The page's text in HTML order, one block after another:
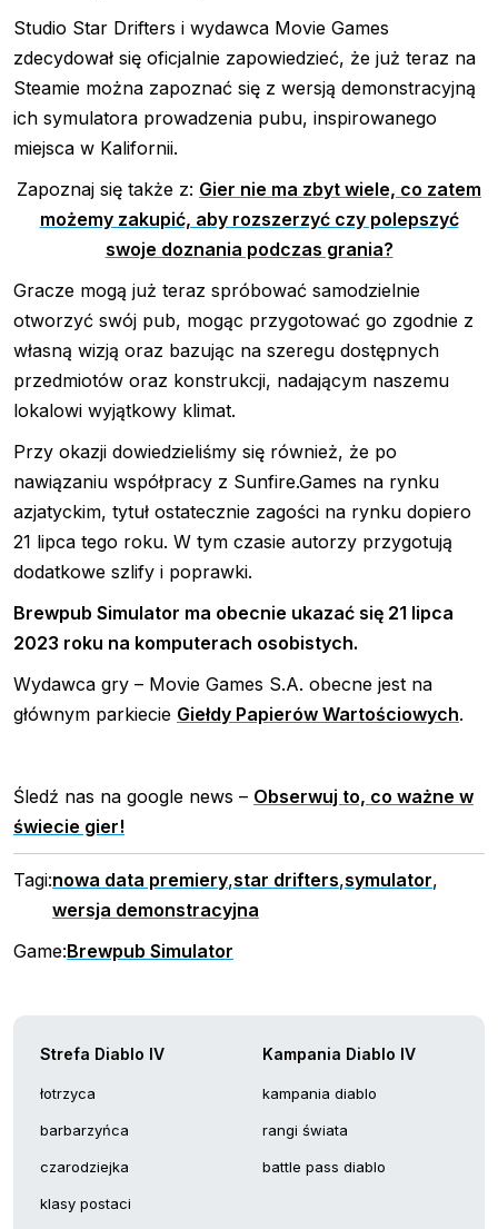
Studio Star Drifters i wydawca Movie Games
zdecydował się oficjalnie zapowiedzieć, że już teraz na
Steamie można zapoznać się z wersją demonstracyjną
ich symulatora prowadzenia pubu, inspirowanego
miejsca w Kalifornii.
Zapoznaj się także z: Gier nie ma zbyt wiele, co zatem
możemy zakupić, aby rozszerzyć czy polepszyć
swoje doznania podczas grania?
Gracze mogą już teraz spróbować samodzielnie
otworzyć swój pub, mogąc przygotować go zgodnie z
własną wizją oraz bazując na szeregu dostępnych
przedmiotów oraz konstrukcji, nadającym naszemu
lokalowi wyjątkowy klimat.
Przy okazji dowiedzieliśmy się również, że po
nawiązaniu współpracy z Sunfire.Games na rynku
azjatyckim, tytuł ostatecznie zagości na rynku dopiero
21 lipca tego roku. W tym czasie autorzy przygotują
dodatkowe szlify i poprawki.
Brewpub Simulator ma obecnie ukazać się 21 lipca
2023 roku na komputerach osobistych.
Wydawca gry – Movie Games S.A. obecne jest na
głównym parkiecie Giełdy Papierów Wartościowych.
Śledź nas na google news – Obserwuj to, co ważne w
świecie gier!
Tagi:nowa data premiery,star drifters,symulator,
wersja demonstracyjna
Game:Brewpub Simulator
Strefa Diablo IV
łotrzyca
barbarzyńca
czarodziejka
klasy postaci
Kampania Diablo IV
kampania diablo
rangi świata
battle pass diablo